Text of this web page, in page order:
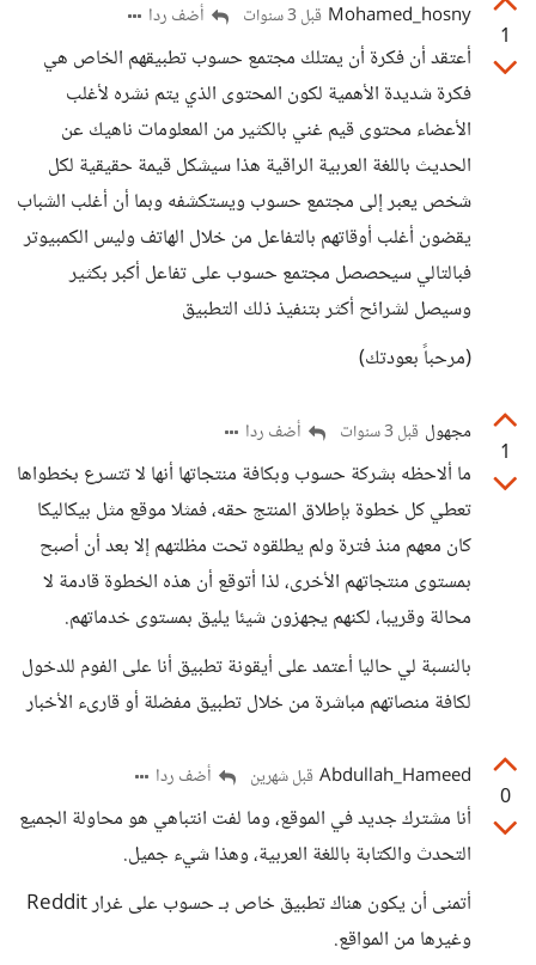
1
Mohamed_hosny قبل 3 سنوات أضف ردا
أعتقد أن فكرة أن يمتلك مجتمع حسوب تطبيقهم الخاص هي
فكرة شديدة الأهمية لكون المحتوى الذي يتم نشره لأغلب
الأعضاء محتوى قيم غني بالكثير من المعلومات ناهيك عن
الحديث باللغة العربية الراقية هذا سيشكل قيمة حقيقية لكل
شخص يعبر إلى مجتمع حسوب ويستكشفه وبما أن أغلب الشباب
يقضون أغلب أوقاتهم بالتفاعل من خلال الهاتف وليس الكمبيوتر
فبالتالي سيحصصل مجتمع حسوب على تفاعل أكبر بكثير
وسيصل لشرائح أكثر بتنفيذ ذلك التطبيق
(مرحباً بعودتك)
1
مجهول قبل 3 سنوات أضف ردا
ما ألاحظه بشركة حسوب وبكافة منتجاتها أنها لا تتسرع بخطواها
تعطي كل خطوة بإطلاق المنتج حقه، فمثلا موقع مثل بيكاليكا
كان معهم منذ فترة ولم يطلقوه تحت مظلتهم إلا بعد أن أصبح
بمستوى منتجاتهم الأخرى، لذا أتوقع أن هذه الخطوة قادمة لا
محالة وقريبا، لكنهم يجهزون شيئا يليق بمستوى خدماتهم.
بالنسبة لي حاليا أعتمد على أيقونة تطبيق أنا على الفوم للدخول
لكافة منصاتهم مباشرة من خلال تطبيق مفضلة أو قارىء الأخبار
0
Abdullah_Hameed قبل شهرين أضف ردا
أنا مشترك جديد في الموقع، وما لفت انتباهي هو محاولة الجميع
التحدث والكتابة باللغة العربية، وهذا شيء جميل.
أتمنى أن يكون هناك تطبيق خاص بـ حسوب على غرار Reddit
وغيرها من المواقع.